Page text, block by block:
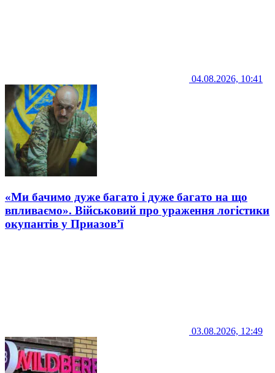
04.08.2026, 10:41
«Ми бачимо дуже багато і дуже багато на що
впливаємо». Військовий про ураження логістики
окупантів у Приазов’ї
03.08.2026, 12:49